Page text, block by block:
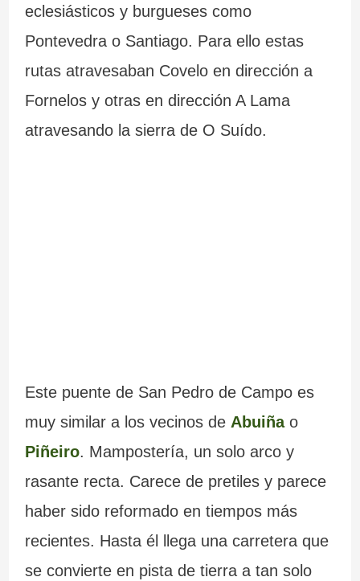
eclesiásticos y burgueses como
Pontevedra o Santiago. Para ello estas
rutas atravesaban Covelo en dirección a
Fornelos y otras en dirección A Lama
atravesando la sierra de O Suído.
Este puente de San Pedro de Campo es
muy similar a los vecinos de Abuiñao
Piñeiro. Mampostería, un solo arco y
rasante recta. Carece de pretiles y parece
haber sido reformado en tiempos más
recientes. Hasta él llega una carretera que
se convierte en pista de tierra a tan solo